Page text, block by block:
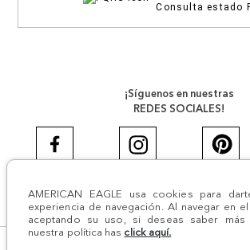
AMERICAN EAGLE usa cookies para
experiencia de navegación. Al navegar en
aceptando su uso, si deseas saber más
nuestra política has click aquí.
Consulta estado
¡Síguenos en nuestras
REDES SOCIALES!
#AEJEANS